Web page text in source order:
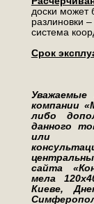
доски может
разлиновки
система
Срок
компании
либо
данного
или
сайта
мела
Киеве,